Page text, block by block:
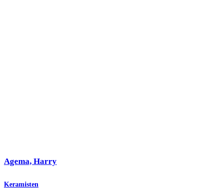
Agema, Harry
Keramisten